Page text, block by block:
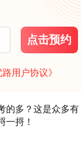
点击预约
路用户协议》
的多？这是众多有
一捋！